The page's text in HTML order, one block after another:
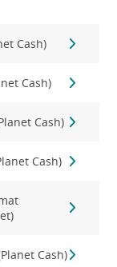
Cash)
Cash)
Cash)
Cash)
Cash)